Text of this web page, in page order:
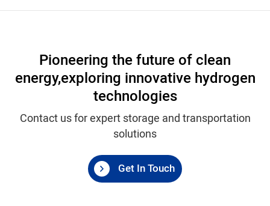
Pioneering the future of clean
energy,exploring innovative hydrogen
technologies
Contact us for expert storage and transportation
solutions
Get In Touch